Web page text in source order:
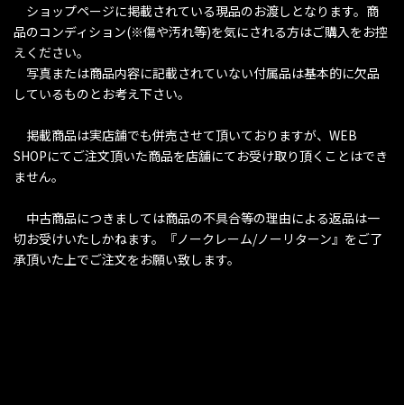
ショップページに掲載されている現品のお渡しとなります。商
品のコンディション(※傷や汚れ等)を気にされる方はご購入をお控
えください。
写真または商品内容に記載されていない付属品は基本的に欠品
しているものとお考え下さい。
掲載商品は実店舗でも併売させて頂いておりますが、WEB
SHOPにてご注文頂いた商品を店舗にてお受け取り頂くことはでき
ません。
中古商品につきましては商品の不具合等の理由による返品は一
切お受けいたしかねます。『ノークレーム/ノーリターン』をご了
承頂いた上でご注文をお願い致します。